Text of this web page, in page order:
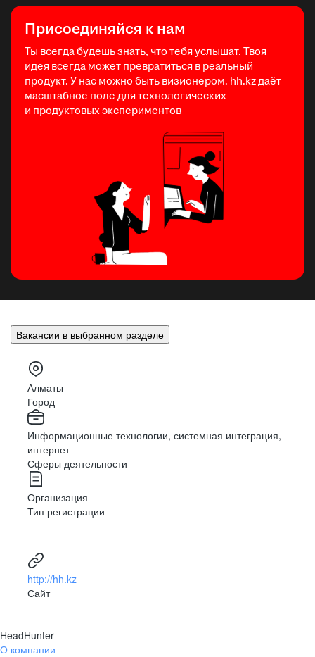
Присоединяйся к нам
Ты всегда будешь знать, что тебя услышат. Твоя
идея всегда может превратиться в реальный
продукт. У нас можно быть визионером. hh.kz даёт
масштабное поле для технологических
и продуктовых экспериментов
Вакансии в выбранном разделе
Алматы
Город
Информационные технологии, системная интеграция,
интернет
Сферы деятельности
Организация
Тип регистрации
http://hh.kz
Сайт
HeadHunter
О компании